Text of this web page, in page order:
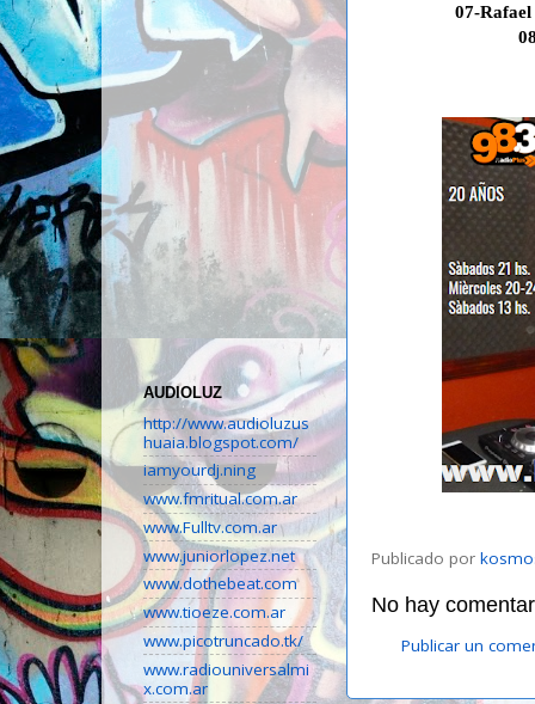
07-
Publicado por
No hay
Publicar un
AUDIOLUZ
http://www.audioluzus
huaia.blogspot.com/
iamyourdj.ning
www.fmritual.com.ar
www.Fulltv.com.ar
www.juniorlopez.net
www.dothebeat.com
www.tioeze.com.ar
www.picotruncado.tk/
www.radiouniversalmi
x.com.ar